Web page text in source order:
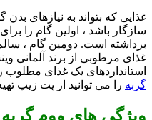
غذایی که بتواند به نیازهای بدن
سازگار باشد ، اولین گام را
برداشته است. دومین گام ،
غذای مرطوبی از برند آلمانی
استانداردهای یک غذای مطلوب
گربه را می توانید از پت زیپ
ویژگی های ووم